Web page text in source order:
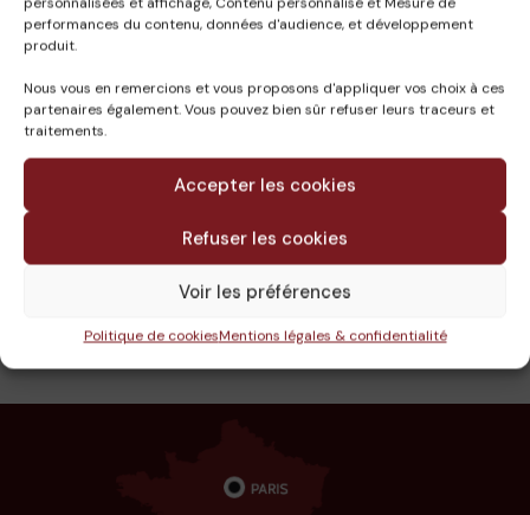
performances du contenu, données d'audience, et développement
produit.
Nous vous en remercions et vous proposons d'appliquer vos choix à ces
partenaires également. Vous pouvez bien sûr refuser leurs traceurs et
traitements.
Accepter les cookies
Refuser les cookies
Voir les préférences
Politique de cookiesMentions légales & confidentialité
reconfiguration de la chancellerie pour optimisation
des flux sur le site.
Descriptif : Mission complète de MOE pour la
modernisation des systèmes de sûreté du site, ainsi
Reconfiguration de la zone chancellerie dans ce cadre.
Caractéristiques: Contraintes monument historique
urbanisme local